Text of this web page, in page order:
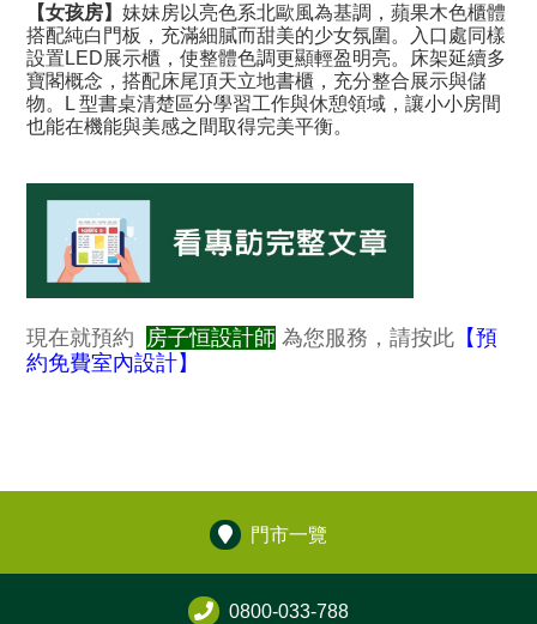
【女孩房】妹妹房以亮色系北歐風為基調，蘋果木色櫃體
搭配純白門板，充滿細膩而甜美的少女氛圍。入口處同樣
設置LED展示櫃，使整體色調更顯輕盈明亮。床架延續多
寶閣概念，搭配床尾頂天立地書櫃，充分整合展示與儲
物。L 型書桌清楚區分學習工作與休憩領域，讓小小房間
也能在機能與美感之間取得完美平衡。
現在就預約 房子恒設計師 為您服務，請按此 【預
約免費室內設計】
門市一覽
0800-033-788